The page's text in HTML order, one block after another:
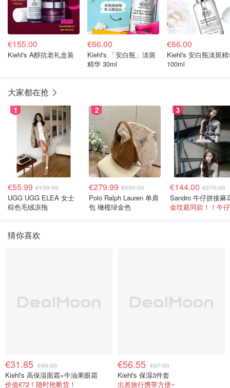
€155.00
Kiehl's A醇抗老礼盒装
€66.00
Kiehl's 「安白瓶」淡斑
精华 30ml
€66.00
Kiehl's 安白瓶淡斑
100ml
大家都在抢
1
€55.99 €139.99
UGG UGG ELEA 女士
棕色毛绒凉拖
2
€279.99 €595.00
Polo Ralph Lauren 单肩
包 橄榄绿金色
3
€144.00 €275.00
猜你喜欢
€31.85 €49.00
Kiehl's 高保湿面霜+牛油果眼霜
价值€72！随时抢断货！
€56.55 €87.00
Kiehl's 保湿3件套
出差旅行携带方便~